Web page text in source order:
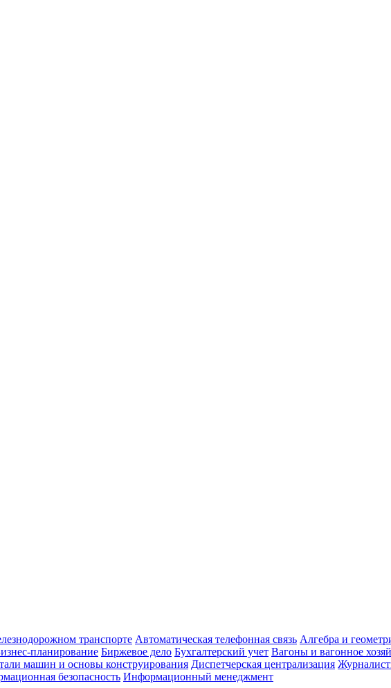
транспорте Автоматическая телефонная связь Алгебра и
планирование Биржевое дело Бухгалтерский учет Вагоны и вагонное
машин и основы конструирования Диспетчерская централизация
безопасность Информационный менеджмент